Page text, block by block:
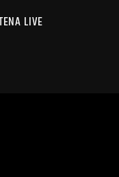
LIVE